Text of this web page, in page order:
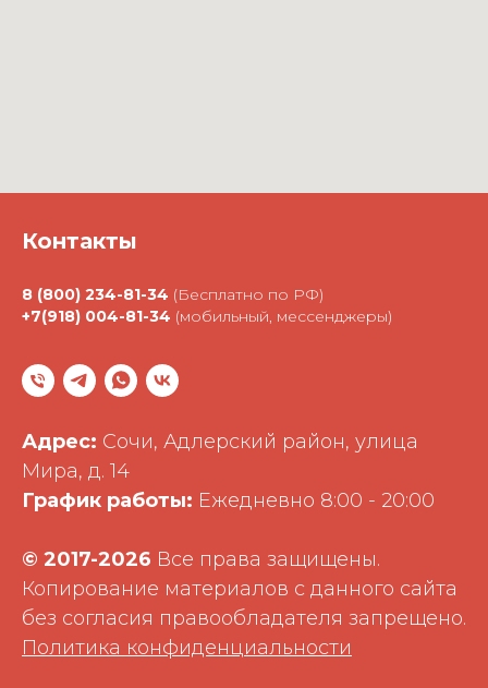
Контакты
8 (800) 234-81-34 (Бесплатно по РФ)
+7(918) 004-81-34 (мобильный, мессенджеры)
Адрес: Сочи, Адлерский район, улица
Мира, д. 14
График работы: Ежедневно 8:00 - 20:00
© 2017-2026 Все права защищены.
Копирование материалов с данного сайта
без согласия правообладателя запрещено.
Политика конфиденциальности